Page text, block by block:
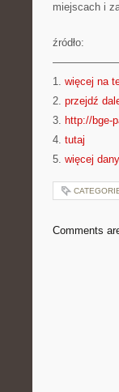
miejscach i
źródło:
1. więcej na
2. przejdź
3. http://bge-
4. tutaj
5. więcej
Comments